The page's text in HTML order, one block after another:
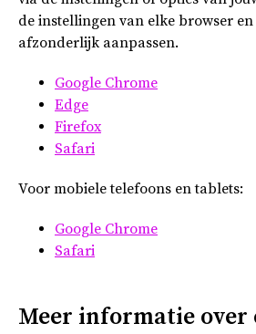
de instellingen van elke browser
afzonderlijk aanpassen.
Google Chrome
Edge
Firefox
Safari
Voor mobiele telefoons en tablets:
Google Chrome
Safari
Meer informatie over